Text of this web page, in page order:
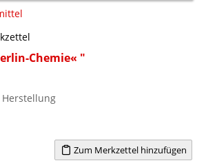
Chemie« "
Herstellung
Zum Merkzettel hinzufügen